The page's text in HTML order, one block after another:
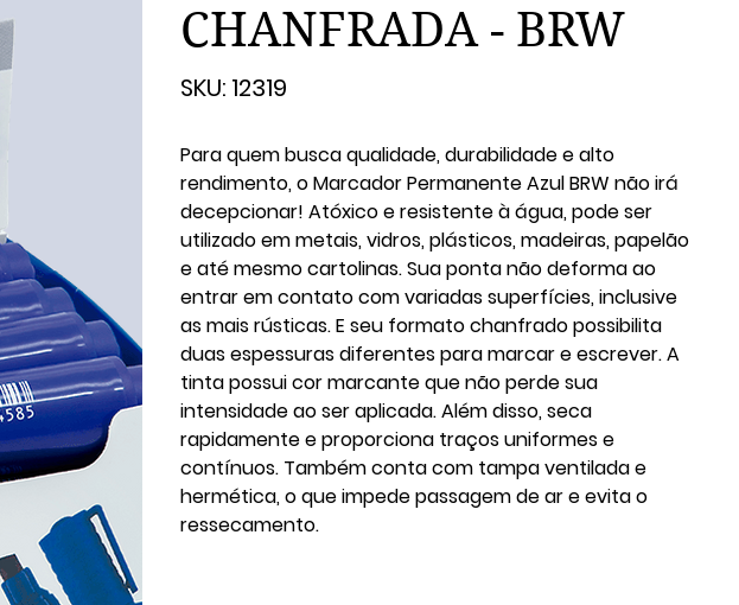
CHANFRADA - BRW
SKU:
12319
12319
Para quem busca qualidade, durabilidade e alto
rendimento, o Marcador Permanente Azul BRW não irá
decepcionar! Atóxico e resistente à água, pode ser
utilizado em metais, vidros, plásticos, madeiras, papelão
e até mesmo cartolinas. Sua ponta não deforma ao
entrar em contato com variadas superfícies, inclusive
as mais rústicas. E seu formato chanfrado possibilita
duas espessuras diferentes para marcar e escrever. A
tinta possui cor marcante que não perde sua
intensidade ao ser aplicada. Além disso, seca
rapidamente e proporciona traços uniformes e
contínuos. Também conta com tampa ventilada e
hermética, o que impede passagem de ar e evita o
ressecamento.